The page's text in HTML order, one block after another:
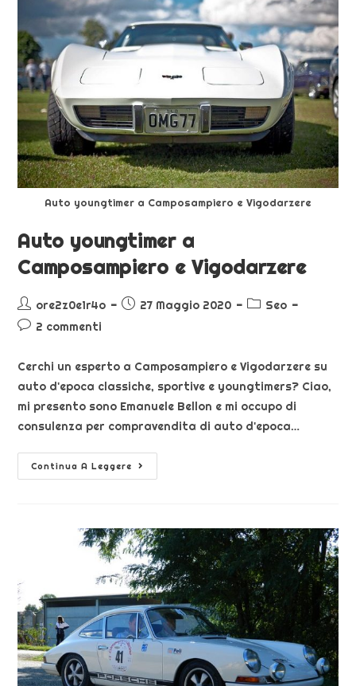
Auto youngtimer a Camposampiero e Vigodarzere
Auto youngtimer a
Camposampiero e Vigodarzere
ore2z0e1r4o 27 Maggio 2020
Seo
2 commenti
Cerchi un esperto a Camposampiero e Vigodarzere su
auto d'epoca classiche, sportive e youngtimers? Ciao,
mi presento sono Emanuele Bellon e mi occupo di
consulenza per compravendita di auto d'epoca…
Continua A Leggere